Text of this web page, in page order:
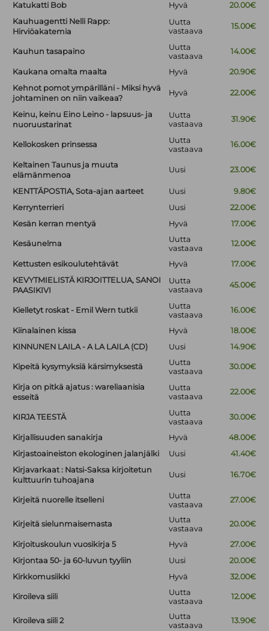
Katukatti Bob Hyvä
20.00€
Kauhuagentti Nelli Rapp:
Hirviöakatemia
Uutta
vastaava
15.00€
Kauhun tasapaino
Uutta
vastaava
14.00€
Kaukana omalta maalta Hyvä
20.90€
Kehnot pomot ympärilläni - Miksi hyvä
johtaminen on niin vaikeaa?
Hyvä 22.00€
Keinu, keinu Eino Leino - lapsuus- ja
nuoruustarinat
Uutta
vastaava
31.90€
Kellokosken prinsessa
Uutta
vastaava
16.00€
Keltainen Taunus ja muuta
elämänmenoa
Uusi 23.00€
KENTTÄPOSTIA, Sota-ajan aarteet Uusi
9.80€
Kerrynterrieri
Uusi
22.00€
Kesän kerran mentyä
Hyvä 17.00€
Kesäunelma
Uutta
vastaava
12.00€
Kettusten esikoulutehtävät Hyvä
17.00€
KEVYTMIELISTÄ KIRJOITTELUA, SANOI
PAASIKIVI
Uutta
vastaava
45.00€
Kielletyt roskat - Emil Wern tutkii
Uutta
vastaava
16.00€
Kiinalainen kissa Hyvä
18.00€
KINNUNEN LAILA - A LA LAILA (CD)
Uusi 14.90€
Kipeitä kysymyksiä kärsimyksestä
Uutta
vastaava
30.00€
Kirja on pitkä ajatus : wareliaanisia
esseitä
Uutta
vastaava
22.00€
KIRJA TEESTÄ
Uutta
vastaava
30.00€
Kirjallisuuden sanakirja Hyvä
48.00€
Kirjastoaineiston ekologinen jalanjälki
Uusi
41.40€
Kirjavarkaat : Natsi-Saksa kirjoitetun
kulttuurin tuhoajana
Uusi 16.70€
Kirjeitä nuorelle itselleni
Uutta
vastaava
27.00€
Kirjeitä sielunmaisemasta
Uutta
vastaava
20.00€
Kirjoituskoulun vuosikirja 5 Hyvä
27.00€
Kirjontaa 50- ja 60-luvun tyyliin
Uusi
20.00€
Kirkkomusiikki
Hyvä 32.00€
Kiroileva siili
Uutta
vastaava
12.00€
Kiroileva siili 2
Uutta
vastaava
13.90€